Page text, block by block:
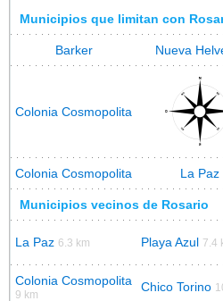
Municipios que limitan con
Barker Nueva
Colonia Cosmopolita
Colonia Cosmopolita La Paz
Municipios vecinos de Rosario
La Paz 6.3 km Playa Azul 7.4
Colonia Cosmopolita
9 km
Chico Torino